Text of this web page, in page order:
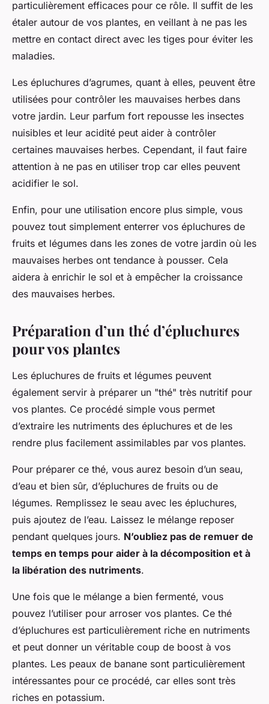
particulièrement efficaces pour ce rôle. Il suffit de les
étaler autour de vos plantes, en veillant à ne pas les
mettre en contact direct avec les tiges pour éviter les
maladies.
Les épluchures d’agrumes, quant à elles, peuvent être
utilisées pour contrôler les mauvaises herbes dans
votre jardin. Leur parfum fort repousse les insectes
nuisibles et leur acidité peut aider à contrôler
certaines mauvaises herbes. Cependant, il faut faire
attention à ne pas en utiliser trop car elles peuvent
acidifier le sol.
Enfin, pour une utilisation encore plus simple, vous
pouvez tout simplement enterrer vos épluchures de
fruits et légumes dans les zones de votre jardin où les
mauvaises herbes ont tendance à pousser. Cela
aidera à enrichir le sol et à empêcher la croissance
des mauvaises herbes.
Préparation d’un thé d’épluchures
pour vos plantes
Les épluchures de fruits et légumes peuvent
également servir à préparer un "thé" très nutritif pour
vos plantes. Ce procédé simple vous permet
d’extraire les nutriments des épluchures et de les
rendre plus facilement assimilables par vos plantes.
Pour préparer ce thé, vous aurez besoin d’un seau,
d’eau et bien sûr, d’épluchures de fruits ou de
légumes. Remplissez le seau avec les épluchures,
puis ajoutez de l’eau. Laissez le mélange reposer
pendant quelques jours. N’oubliez pas de remuer de
temps en temps pour aider à la décomposition et à
la libération des nutriments.
Une fois que le mélange a bien fermenté, vous
pouvez l’utiliser pour arroser vos plantes. Ce thé
d’épluchures est particulièrement riche en nutriments
et peut donner un véritable coup de boost à vos
plantes. Les peaux de banane sont particulièrement
intéressantes pour ce procédé, car elles sont très
riches en potassium.